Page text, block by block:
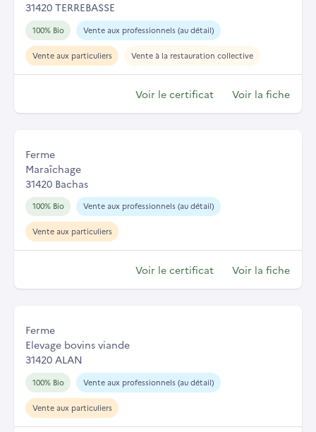
31420 TERREBASSE
100% Bio Vente aux professionnels (au détail)
Vente aux particuliers Vente à la restauration collective
Voir le certificat Voir la fiche
Ferme
Maraîchage
31420 Bachas
100% Bio Vente aux professionnels (au détail)
Vente aux particuliers
Voir le certificat Voir la fiche
Ferme
Elevage bovins viande
31420 ALAN
100% Bio Vente aux professionnels (au détail)
Vente aux particuliers